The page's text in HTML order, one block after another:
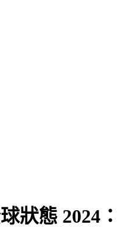
狀態 2024：